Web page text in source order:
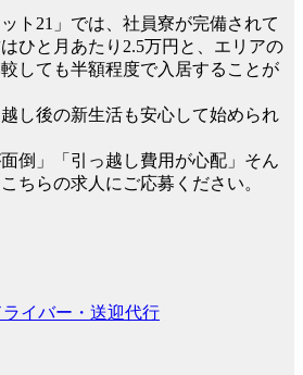
ット21」では、社員寮が完備されて
ひと月あたり2.5万円と、エリアの
しても半額程度で入居することが
し後の新生活も安心して始められ
面倒」「引っ越し費用が心配」そん
ちらの求人にご応募ください。
イバー・送迎代行